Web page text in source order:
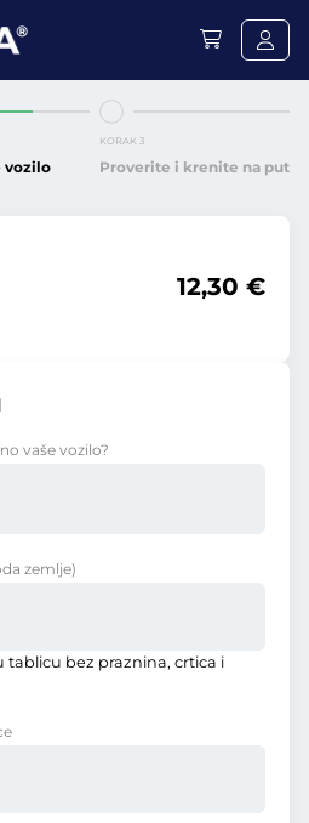
vozilo
KORAK 3
Proverite i krenite na put
12,30 €
vaše vozilo?
zemlje)
tablicu bez praznina, crtica i